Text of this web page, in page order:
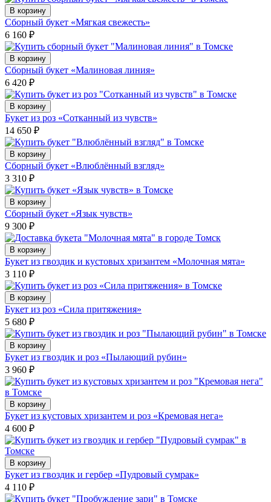
В корзину
Сборный букет «Мягкая свежесть»
6 160 ₽
В корзину
Сборный букет «Малиновая линия»
6 420 ₽
В корзину
Букет из роз «Сотканный из чувств»
14 650 ₽
В корзину
Сборный букет «Влюблённый взгляд»
3 310 ₽
В корзину
Сборный букет «Язык чувств»
9 300 ₽
В корзину
Букет из гвоздик и кустовых хризантем «Молочная мята»
3 110 ₽
В корзину
Букет из роз «Сила притяжения»
5 680 ₽
В корзину
Букет из гвоздик и роз «Пылающий рубин»
3 960 ₽
В корзину
Букет из кустовых хризантем и роз «Кремовая нега»
4 600 ₽
В корзину
Букет из гвоздик и гербер «Пудровый сумрак»
4 110 ₽